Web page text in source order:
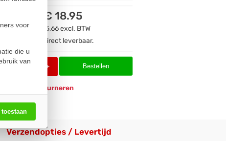
voor
die u
van
€ 18.95
€ 15,66excl. BTW
Direct leverbaar.
+ Bestellen
retourneren
Verzendopties / Levertijd